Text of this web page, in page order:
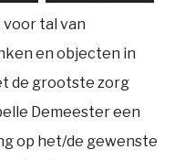
tal van
en objecten in
de grootste zorg
Demeester een
op het/de gewenste